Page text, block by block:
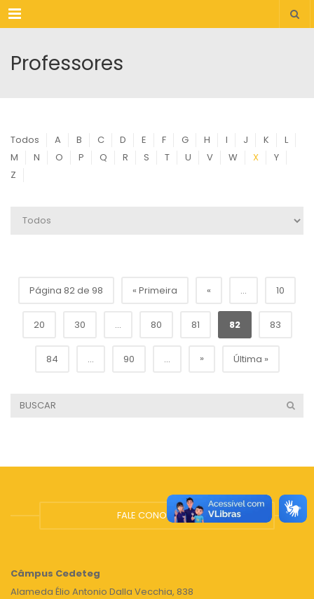
Menu
Professores
Todos A B C D E F G H I J K
L
M
N O P Q R S T U V W X
Y
Z
Página 82 de 98 « Primeira « ... 10
20 30 ... 80 81 82 83
84 ... 90 ... » Última »
FALE CONOSCO
Câmpus Cedeteg
Alameda Élio Antonio Dalla Vecchia, 838